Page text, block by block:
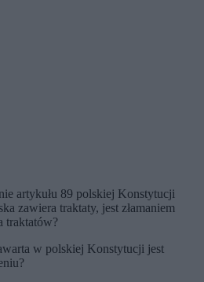
artykułu 89 polskiej Konstytucji
zawiera traktaty, jest złamaniem
traktatów?
w polskiej Konstytucji jest